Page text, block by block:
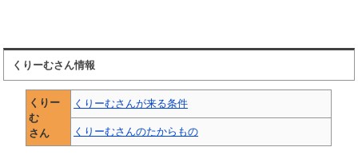
くりーむさん情報
くりー
む
さん
くりーむさんが来る条件
くりーむさんのたからもの